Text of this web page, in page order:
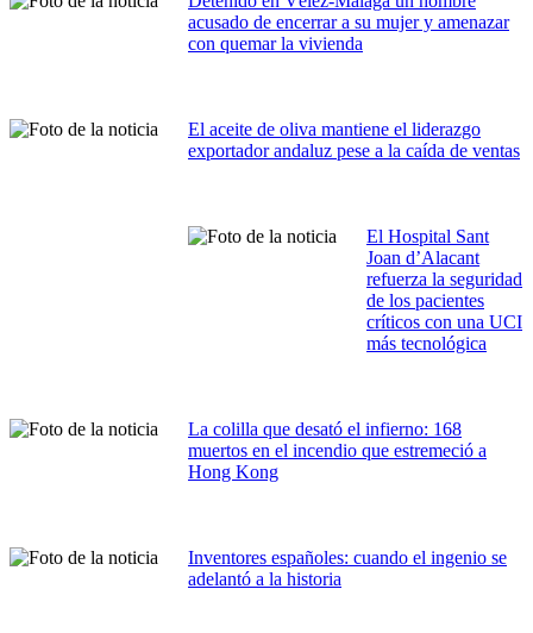
acusado de encerrar a su mujer y amenazar
con quemar la vivienda
El aceite de oliva mantiene el liderazgo
exportador andaluz pese a la caída de ventas
El Hospital Sant
Joan d’Alacant
refuerza la seguridad
de los pacientes
críticos con una UCI
más tecnológica
La colilla que desató el infierno: 168
muertos en el incendio que estremeció a
Hong Kong
Inventores españoles: cuando el ingenio se
adelantó a la historia